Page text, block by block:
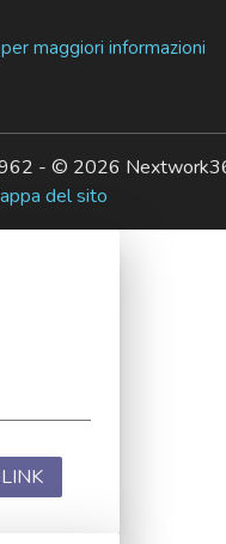
maggiori informazioni
- © 2026
del sito